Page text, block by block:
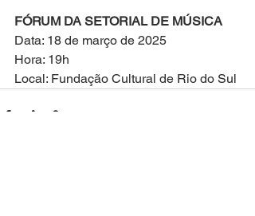
FÓRUM DA SETORIAL DE MÚSICA
Data: 18 de março de 2025
Hora: 19h
Local: Fundação Cultural de Rio do Sul